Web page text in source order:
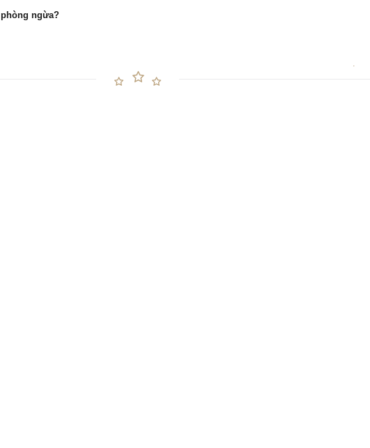
ngừa?